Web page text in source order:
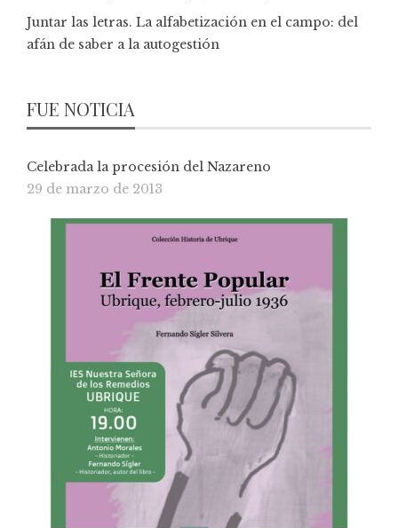
Juntar las letras. La alfabetización en el campo: del
afán de saber a la autogestión
FUE NOTICIA
Celebrada la procesión del Nazareno
29 de marzo de 2013